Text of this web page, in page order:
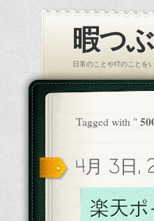
暇つ
日常のことやITのことを
Tagged with "
4月 3日,
楽天